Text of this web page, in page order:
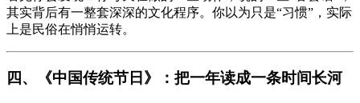
其实背后有一整套深深的文化程序。你以为只是“习惯”，实际
上是民俗在悄悄运转。
四、《中国传统节日》：把一年读成一条时间长河